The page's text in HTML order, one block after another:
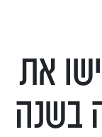
את
בשנה